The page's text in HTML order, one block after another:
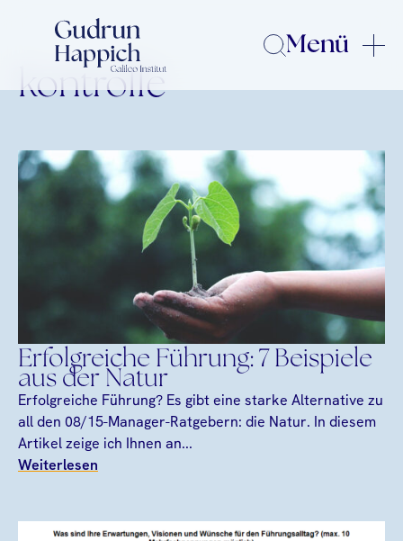
Menü
kontrolle
Erfolgreiche Führung: 7 Beispiele
aus der Natur
Erfolgreiche Führung? Es gibt eine starke Alternative zu
all den 08/15-Manager-Ratgebern: die Natur. In diesem
Artikel zeige ich Ihnen an...
Weiterlesen